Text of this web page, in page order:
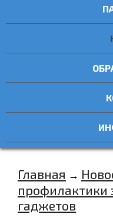
Главная →
профилактики
гаджетов